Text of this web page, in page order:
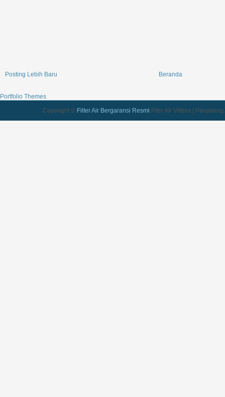
Posting Lebih Baru Beranda
Portfolio Themes
Copyright © Filter Air Bergaransi Resmi Fiter Air Vittera |